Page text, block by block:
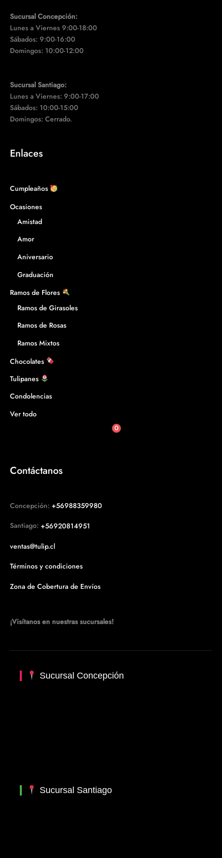
Sucursal Concepción:
Lunes a Viernes 9:00-18:00
Sábados: 9:00-16:00
Domingos: 10:00-12:00
Sucursal Santiago:
Lunes a Viernes: 9:00-17:00
Sábados: 10:00-15:00
Domingos: Cerrado.
Enlaces
Cumpleaños
Ocasiones
Amistad
Amor
Aniversario
Graduación
Ramos de Flores
Ramos de Girasoles
Ramos de Rosas
Ramos Mixtos
Chocolates
Tulipanes
Condolencias
Ver todo
0
Contáctanos
Concepción: +56988359980
Santiago: +56920814951
ventas@tulip.cl
Términos y condiciones
Zona de Cobertura de Envíos
¡Visítanos en nuestras sucursales!
Sucursal Concepción
Sucursal Santiago